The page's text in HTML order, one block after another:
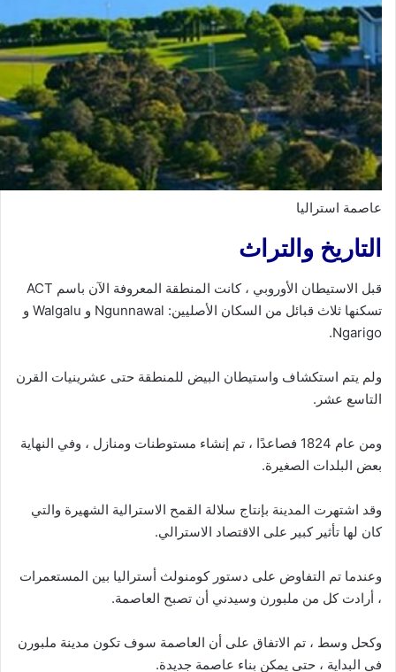
عاصمة استراليا
التاريخ والتراث
قبل الاستيطان الأوروبي ، كانت المنطقة المعروفة الآن باسم ACT
Ngarigo.
ولم يتم استكشاف واستيطان البيض للمنطقة حتى عشرينيات القرن
التاسع عشر.
ومن عام 1824 فصاعدًا ، تم إنشاء مستوطنات ومنازل ، وفي النهاية
بعض البلدات الصغيرة.
وقد اشتهرت المدينة بإنتاج سلالة القمح الاسترالية الشهيرة والتي
كان لها تأثير كبير على الاقتصاد الاسترالي.
وعندما تم التفاوض على دستور كومنولث أستراليا بين المستعمرات
، أرادت كل من ملبورن وسيدني أن تصبح العاصمة.
وكحل وسط ، تم الاتفاق على أن العاصمة سوف تكون مدينة ملبورن
في البداية ، حتى يمكن بناء عاصمة جديدة.